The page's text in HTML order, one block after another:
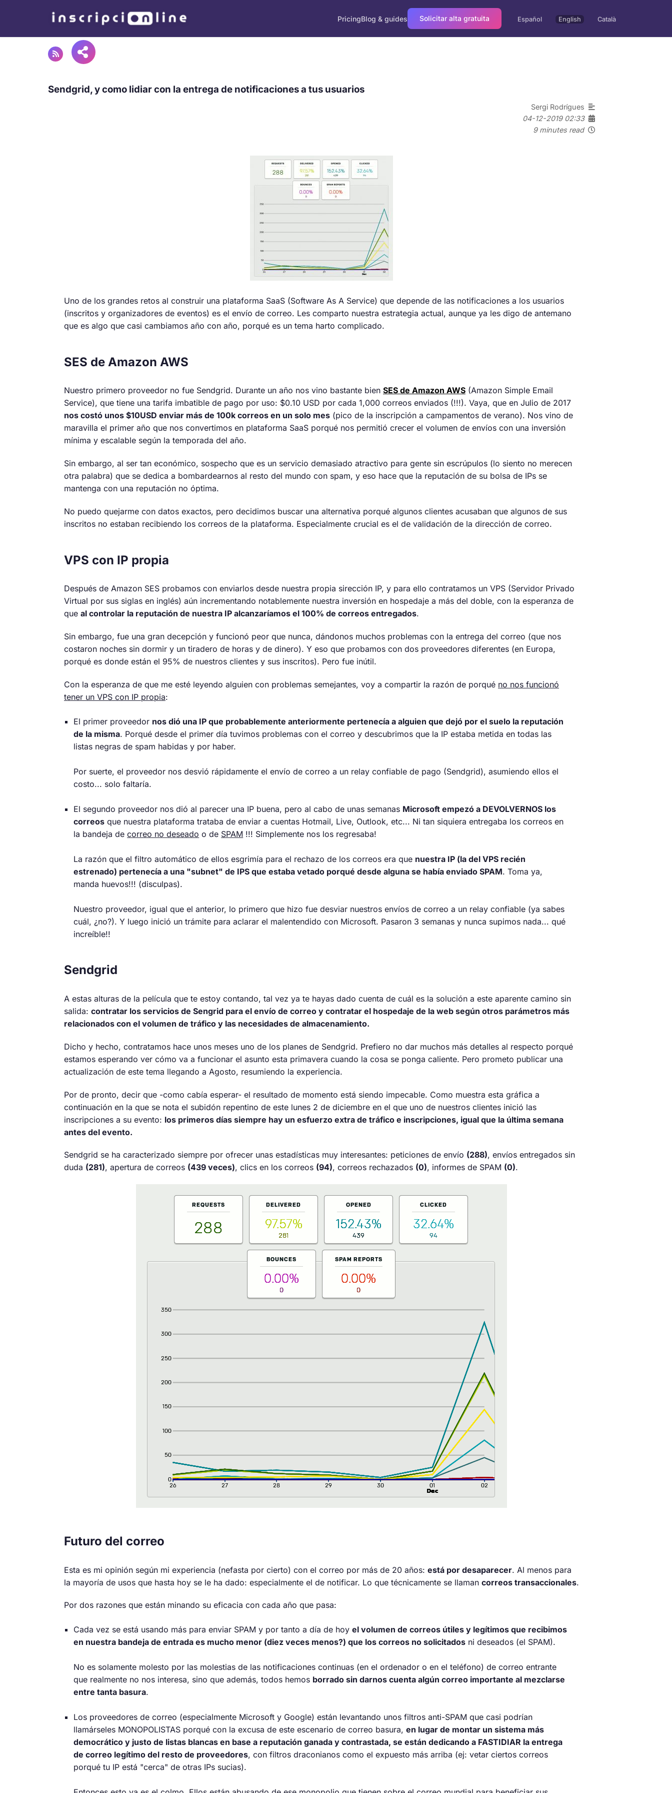
PricingBlog & guides Solicitar alta gratuita Español English Català
Sendgrid, y como lidiar con la entrega de notificaciones a tus usuarios
Sergi Rodrígues
04-12-2019 02:33
9 minutes read
Uno de los grandes retos al construir una plataforma SaaS (Software As A Service) que depende de las notificaciones a los usuarios
(inscritos y organizadores de eventos) es el envío de correo. Les comparto nuestra estrategia actual, aunque ya les digo de antemano
que es algo que casi cambiamos año con año, porqué es un tema harto complicado.
SES de Amazon AWS
Nuestro primero proveedor no fue Sendgrid. Durante un año nos vino bastante bien SES de Amazon AWS (Amazon Simple Email
Service), que tiene una tarifa imbatible de pago por uso: $0.10 USD por cada 1,000 correos enviados (!!!). Vaya, que en Julio de 2017
nos costó unos $10USD enviar más de 100k correos en un solo mes (pico de la inscripción a campamentos de verano). Nos vino de
maravilla el primer año que nos convertimos en plataforma SaaS porqué nos permitió crecer el volumen de envíos con una inversión
mínima y escalable según la temporada del año.
Sin embargo, al ser tan económico, sospecho que es un servicio demasiado atractivo para gente sin escrúpulos (lo siento no merecen
otra palabra) que se dedica a bombardearnos al resto del mundo con spam, y eso hace que la reputación de su bolsa de IPs se
mantenga con una reputación no óptima.
No puedo quejarme con datos exactos, pero decidimos buscar una alternativa porqué algunos clientes acusaban que algunos de sus
inscritos no estaban recibiendo los correos de la plataforma. Especialmente crucial es el de validación de la dirección de correo.
VPS con IP propia
Después de Amazon SES probamos con enviarlos desde nuestra propia sirección IP, y para ello contratamos un VPS (Servidor Privado
Virtual por sus siglas en inglés) aún incrementando notablemente nuestra inversión en hospedaje a más del doble, con la esperanza de
que al controlar la reputación de nuestra IP alcanzaríamos el 100% de correos entregados.
Sin embargo, fue una gran decepción y funcionó peor que nunca, dándonos muchos problemas con la entrega del correo (que nos
costaron noches sin dormir y un tiradero de horas y de dinero). Y eso que probamos con dos proveedores diferentes (en Europa,
porqué es donde están el 95% de nuestros clientes y sus inscritos). Pero fue inútil.
Con la esperanza de que me esté leyendo alguien con problemas semejantes, voy a compartir la razón de porqué no nos funcionó
tener un VPS con IP propia:
El primer proveedor nos dió una IP que probablemente anteriormente pertenecía a alguien que dejó por el suelo la reputación
de la misma. Porqué desde el primer día tuvimos problemas con el correo y descubrimos que la IP estaba metida en todas las
listas negras de spam habidas y por haber.
Por suerte, el proveedor nos desvió rápidamente el envío de correo a un relay confiable de pago (Sendgrid), asumiendo ellos el
costo... solo faltaría.
El segundo proveedor nos dió al parecer una IP buena, pero al cabo de unas semanas Microsoft empezó a DEVOLVERNOS los
correos que nuestra plataforma trataba de enviar a cuentas Hotmail, Live, Outlook, etc... Ni tan siquiera entregaba los correos en
la bandeja decorreo no deseado o de SPAM !!! Simplemente nos los regresaba!
La razón que el filtro automático de ellos esgrimía para el rechazo de los correos era que nuestra IP (la del VPS recién
estrenado) pertenecía a una "subnet" de IPS que estaba vetado porqué desde alguna se había enviado SPAM. Toma ya,
manda huevos!!! (disculpas).
Nuestro proveedor, igual que el anterior, lo primero que hizo fue desviar nuestros envíos de correo a un relay confiable (ya sabes
cuál, ¿no?). Y luego inició un trámite para aclarar el malentendido con Microsoft. Pasaron 3 semanas y nunca supimos nada... qué
increíble!!
Sendgrid
A estas alturas de la película que te estoy contando, tal vez ya te hayas dado cuenta de cuál es la solución a este aparente camino sin
salida: contratar los servicios de Sengrid para el envío de correo y contratar el hospedaje de la web según otros parámetros más
relacionados con el volumen de tráfico y las necesidades de almacenamiento.
Dicho y hecho, contratamos hace unos meses uno de los planes de Sendgrid. Prefiero no dar muchos más detalles al respecto porqué
estamos esperando ver cómo va a funcionar el asunto esta primavera cuando la cosa se ponga caliente. Pero prometo publicar una
actualización de este tema llegando a Agosto, resumiendo la experiencia.
Por de pronto, decir que -como cabía esperar- el resultado de momento está siendo impecable. Como muestra esta gráfica a
continuación en la que se nota el subidón repentino de este lunes 2 de diciembre en el que uno de nuestros clientes inició las
inscripciones a su evento: los primeros días siempre hay un esfuerzo extra de tráfico e inscripciones, igual que la última semana
antes del evento.
Sendgrid se ha caracterizado siempre por ofrecer unas estadísticas muy interesantes: peticiones de envío (288), envíos entregados sin
duda (281), apertura de correos (439 veces), clics en los correos (94), correos rechazados (0), informes de SPAM (0).
Futuro del correo
Esta es mi opinión según mi experiencia (nefasta por cierto) con el correo por más de 20 años: está por desaparecer. Al menos para
la mayoría de usos que hasta hoy se le ha dado: especialmente el de notificar. Lo que técnicamente se llaman correos transaccionales.
Por dos razones que están minando su eficacia con cada año que pasa:
Cada vez se está usando más para enviar SPAM y por tanto a día de hoyel volumen de correos útiles y legítimos que recibimos
en nuestra bandeja de entrada es mucho menor (diez veces menos?) que los correos no solicitados ni deseados (el SPAM).
No es solamente molesto por las molestias de las notificaciones continuas (en el ordenador o en el teléfono) de correo entrante
que realmente no nos interesa, sino que además, todos hemos borrado sin darnos cuenta algún correo importante al mezclarse
entre tanta basura.
Los proveedores de correo (especialmente Microsoft y Google) están levantando unos filtros anti-SPAM que casi podrían
llamárseles MONOPOLISTAS porqué con la excusa de este escenario de correo basura,en lugar de montar un sistema más
democrático y justo de listas blancas en base a reputación ganada y contrastada, se están dedicando a FASTIDIAR la entrega
de correo legítimo del resto de proveedores, con filtros draconianos como el expuesto más arriba (ej: vetar ciertos correos
porqué tu IP está "cerca" de otras IPs sucias).